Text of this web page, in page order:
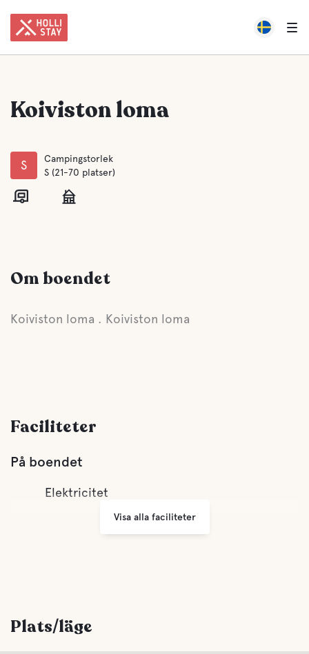
Koiviston loma
S
Campingstorlek
S (21-70 platser)
Om boendet
Koiviston loma . Koiviston loma
Faciliteter
På boendet
Elektricitet
Visa alla faciliteter
Plats/läge